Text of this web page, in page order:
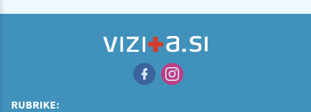
RUBRIKE: